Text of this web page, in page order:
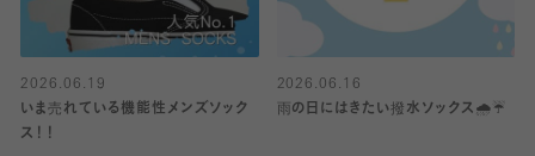
2026.06.19
いま売れている機能性メンズソック
ス！！
2026.06.16
雨の日にはきたい撥水ソックス🌧️☔️